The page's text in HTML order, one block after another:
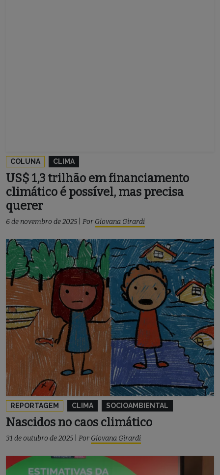
COLUNA CLIMA
US$ 1,3 trilhão em financiamento
climático é possível, mas precisa
querer
6 de novembro de 2025 Por Giovana Girardi
REPORTAGEM CLIMA SOCIOAMBIENTAL
Nascidos no caos climático
31 de outubro de 2025 Por Giovana Girardi